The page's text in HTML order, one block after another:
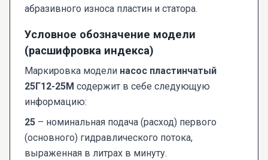
абразивного износа пластин и статора.
Условное обозначение модели
(расшифровка индекса)
Маркировка модели насос пластинчатый
25Г12-25М содержит в себе следующую
информацию:
25 – номинальная подача (расход) первого
(основного) гидравлического потока,
выраженная в литрах в минуту.